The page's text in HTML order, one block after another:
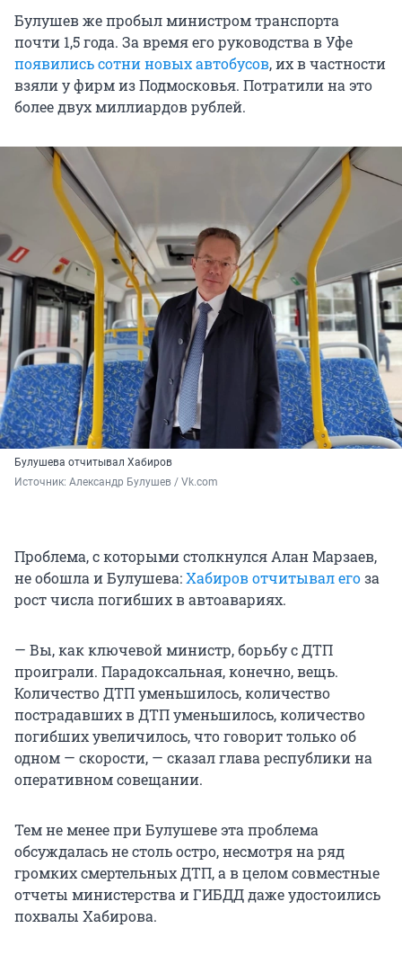
Булушев же пробыл министром транспорта
почти 1,5 года. За время его руководства в Уфе
появились сотни новых автобусов, их в частности
взяли у фирм из Подмосковья. Потратили на это
более двух миллиардов рублей.
Булушева отчитывал Хабиров
Источник: Александр Булушев / Vk.com
Проблема, с которыми столкнулся Алан Марзаев,
не обошла и Булушева:Хабиров отчитывал егоза
рост числа погибших в автоавариях.
— Вы, как ключевой министр, борьбу с ДТП
проиграли. Парадоксальная, конечно, вещь.
Количество ДТП уменьшилось, количество
пострадавших в ДТП уменьшилось, количество
погибших увеличилось, что говорит только об
одном — скорости, — сказал глава республики на
оперативном совещании.
Тем не менее при Булушеве эта проблема
обсуждалась не столь остро, несмотря на ряд
громких смертельных ДТП, а в целом совместные
отчеты министерства и ГИБДД даже удостоились
похвалы Хабирова.